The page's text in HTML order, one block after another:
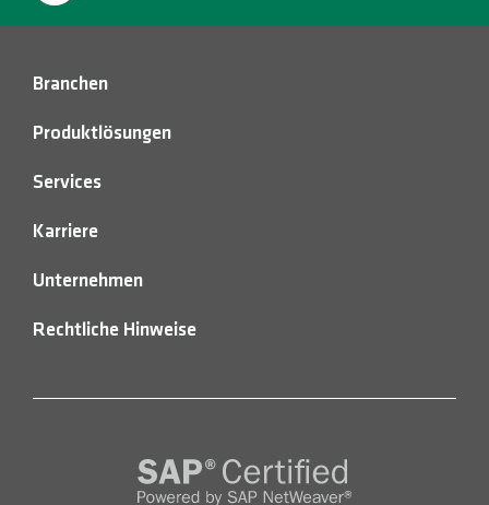
Branchen
Produktlösungen
Services
Karriere
Unternehmen
Rechtliche Hinweise